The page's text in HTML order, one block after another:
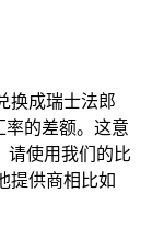
换成瑞士法郎
的差额。这意
请使用我们的比
提供商相比如